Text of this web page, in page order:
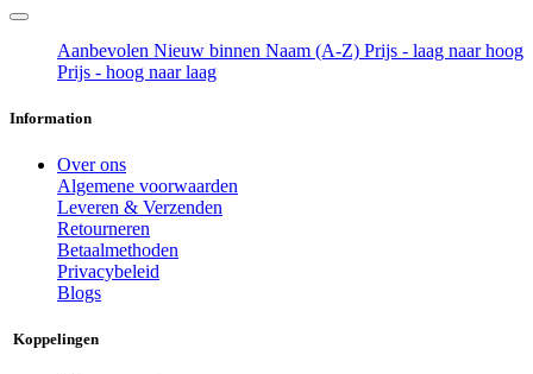
Aanbevolen Nieuw binnen Naam (A-Z) Prijs - laag naar hoog
Prijs - hoog naar laag
Information
Over ons
Algemene voorwaarden
Leveren & Verzenden
Retourneren
Betaalmethoden
Privacybeleid
Blogs
Koppelingen